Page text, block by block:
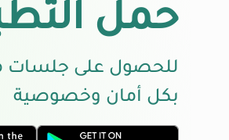
حمل
للحصول على جلسات
بكل أمان وخصوصية